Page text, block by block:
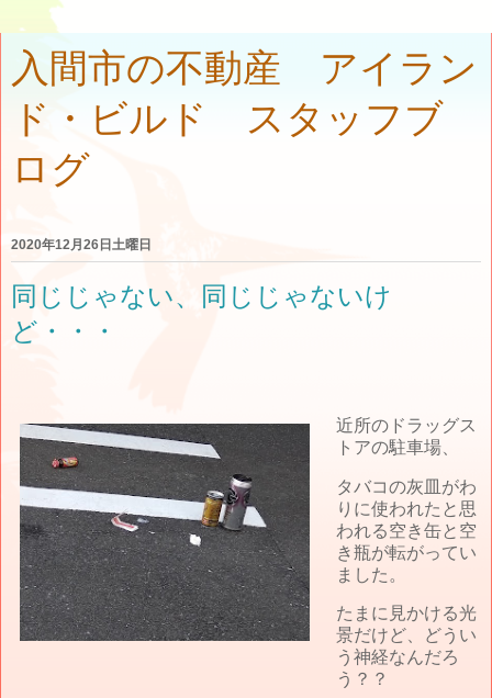
入間市の不動産 アイラン
ド・ビルド スタッフブ
ログ
2020年12月26日土曜日
同じじゃない、同じじゃないけ
ど・・・
近所のドラッグス
トアの駐車場、
タバコの灰皿がわ
りに使われたと思
われる空き缶と空
き瓶が転がってい
ました。
たまに見かける光
景だけど、どうい
う神経なんだろ
う？？